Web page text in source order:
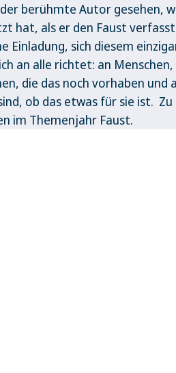
berühmte Autor gesehen,
hat, als er den Faust
Einladung, sich diesem
an alle richtet: an
die das noch vorhaben und
ob das etwas für sie ist. Zu
im Themenjahr Faust.